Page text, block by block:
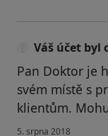
Váš účet byl
Pan Doktor je
svém místě s
klientům.
5. srpna 2018